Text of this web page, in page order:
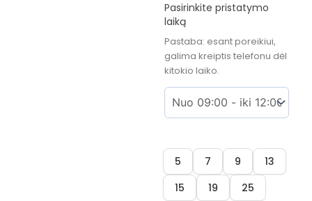
Pasirinkite pristatymo
laiką
Pastaba: esant poreikiui,
galima kreiptis telefonu dėl
kitokio laiko.
5 7 9
13
15
19
25